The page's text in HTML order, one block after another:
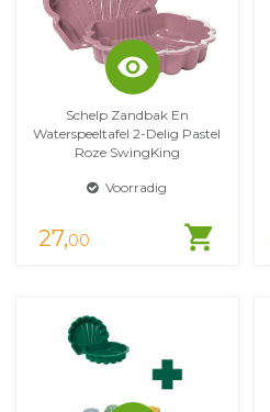
visibility
shopping_cart
Schelp Zandbak En
Waterspeeltafel 2-Delig Pastel
Roze SwingKing
Voorradig
27,00